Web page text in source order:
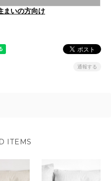
まいの方向け
通報する
ITEMS